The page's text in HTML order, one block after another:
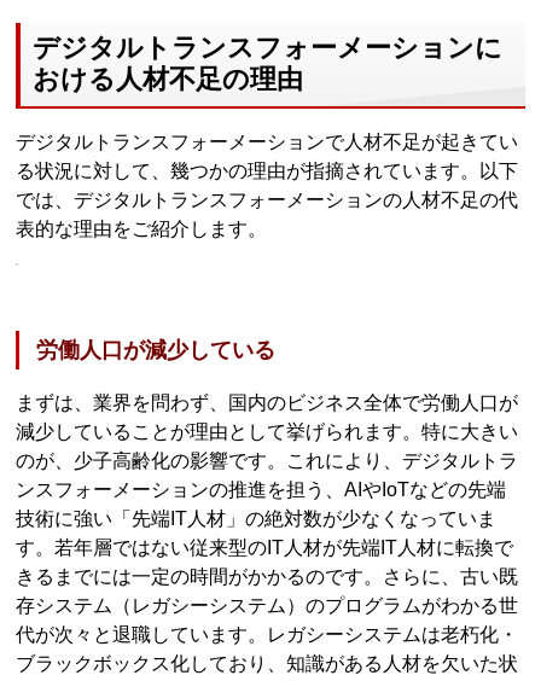
デジタルトランスフォーメーションに
おける人材不足の理由
デジタルトランスフォーメーションで人材不足が起きてい
る状況に対して、幾つかの理由が指摘されています。以下
では、デジタルトランスフォーメーションの人材不足の代
表的な理由をご紹介します。
労働人口が減少している
まずは、業界を問わず、国内のビジネス全体で労働人口が
減少していることが理由として挙げられます。特に大きい
のが、少子高齢化の影響です。これにより、デジタルトラ
ンスフォーメーションの推進を担う、AIやIoTなどの先端
技術に強い「先端IT人材」の絶対数が少なくなっていま
す。若年層ではない従来型のIT人材が先端IT人材に転換で
きるまでには一定の時間がかかるのです。さらに、古い既
存システム（レガシーシステム）のプログラムがわかる世
代が次々と退職しています。レガシーシステムは老朽化・
ブラックボックス化しており、知識がある人材を欠いた状